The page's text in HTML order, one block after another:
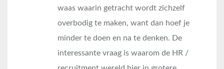
waas waarin getracht wordt zichzelf
overbodig te maken, want dan hoef je
minder te doen en na te denken. De
interessante vraag is waarom de HR /